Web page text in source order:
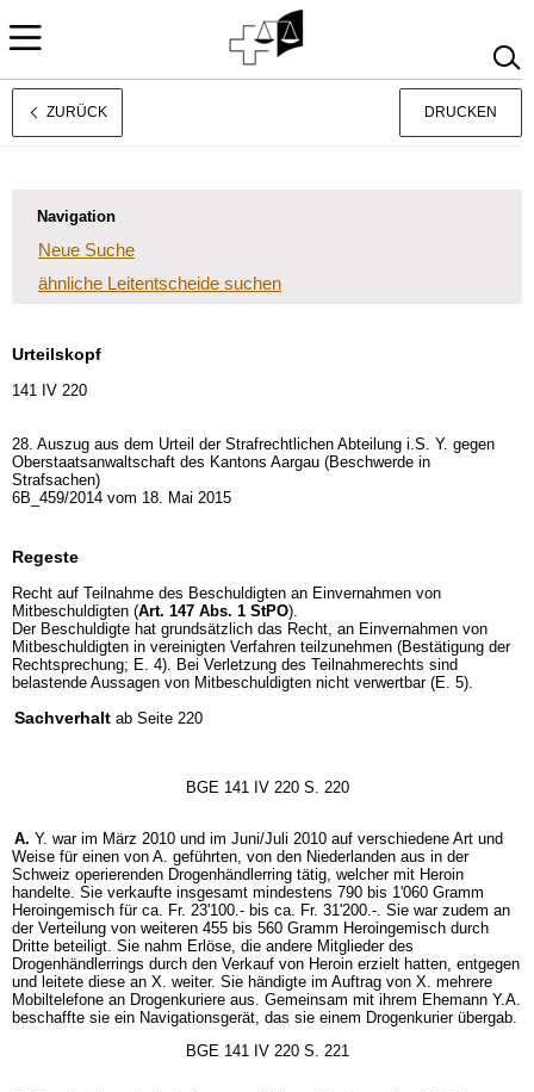
Rechtsprechung
ZURÜCK DRUCKEN
Navigation
Neue Suche
ähnliche Leitentscheide suchen
Urteilskopf
141 IV 220
28. Auszug aus dem Urteil der Strafrechtlichen Abteilung i.S. Y. gegen
Oberstaatsanwaltschaft des Kantons Aargau (Beschwerde in
Strafsachen)
6B_459/2014 vom 18. Mai 2015
Regeste
Recht auf Teilnahme des Beschuldigten an Einvernahmen von
Mitbeschuldigten (Art. 147 Abs. 1 StPO).
Der Beschuldigte hat grundsätzlich das Recht, an Einvernahmen von
Mitbeschuldigten in vereinigten Verfahren teilzunehmen (Bestätigung der
Rechtsprechung; E. 4). Bei Verletzung des Teilnahmerechts sind
belastende Aussagen von Mitbeschuldigten nicht verwertbar (E. 5).
Sachverhalt ab Seite 220
BGE 141 IV 220 S. 220
A. Y. war im März 2010 und im Juni/Juli 2010 auf verschiedene Art und
Weise für einen von A. geführten, von den Niederlanden aus in der
Schweiz operierenden Drogenhändlerring tätig, welcher mit Heroin
handelte. Sie verkaufte insgesamt mindestens 790 bis 1'060 Gramm
Heroingemisch für ca. Fr. 23'100.- bis ca. Fr. 31'200.-. Sie war zudem an
der Verteilung von weiteren 455 bis 560 Gramm Heroingemisch durch
Dritte beteiligt. Sie nahm Erlöse, die andere Mitglieder des
Drogenhändlerrings durch den Verkauf von Heroin erzielt hatten, entgegen
und leitete diese an X. weiter. Sie händigte im Auftrag von X. mehrere
Mobiltelefone an Drogenkuriere aus. Gemeinsam mit ihrem Ehemann Y.A.
beschaffte sie ein Navigationsgerät, das sie einem Drogenkurier übergab.
BGE 141 IV 220 S. 221